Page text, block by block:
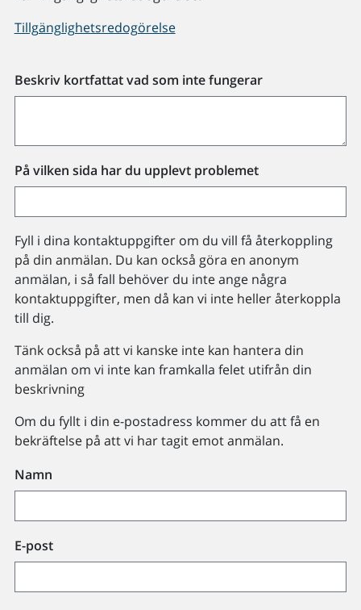
Tillgänglighetsredogörelse
Beskriv kortfattat vad som inte fungerar
På vilken sida har du upplevt problemet
Fyll i dina kontaktuppgifter om du vill få återkoppling
på din anmälan. Du kan också göra en anonym
anmälan, i så fall behöver du inte ange några
kontaktuppgifter, men då kan vi inte heller återkoppla
till dig.
Tänk också på att vi kanske inte kan hantera din
anmälan om vi inte kan framkalla felet utifrån din
beskrivning
Om du fyllt i din e-postadress kommer du att få en
bekräftelse på att vi har tagit emot anmälan.
Namn
E-post